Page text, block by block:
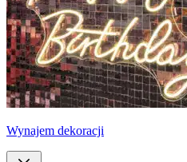
Wynajem dekoracji